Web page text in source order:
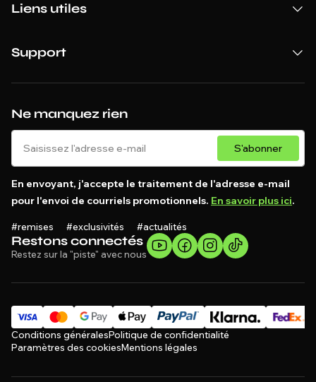
Restons connectés
Restez sur la "piste" avec nous
Ne manquez rien
S'abonner
En envoyant, j'accepte le traitement de l'adresse e-mail
pour l'envoi de courriels promotionnels. En savoir plus ici.
#remises #exclusivités #actualités
Liens utiles
Support
Conditions généralesPolitique de confidentialité
Paramètres des cookiesMentions légales